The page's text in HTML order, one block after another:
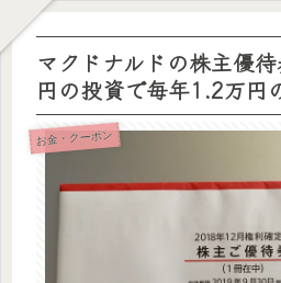
マクドナルドの株主優
円の投資で毎年1.2万円
お金・クーポン